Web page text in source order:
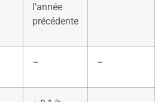
l’année
précédente
– –